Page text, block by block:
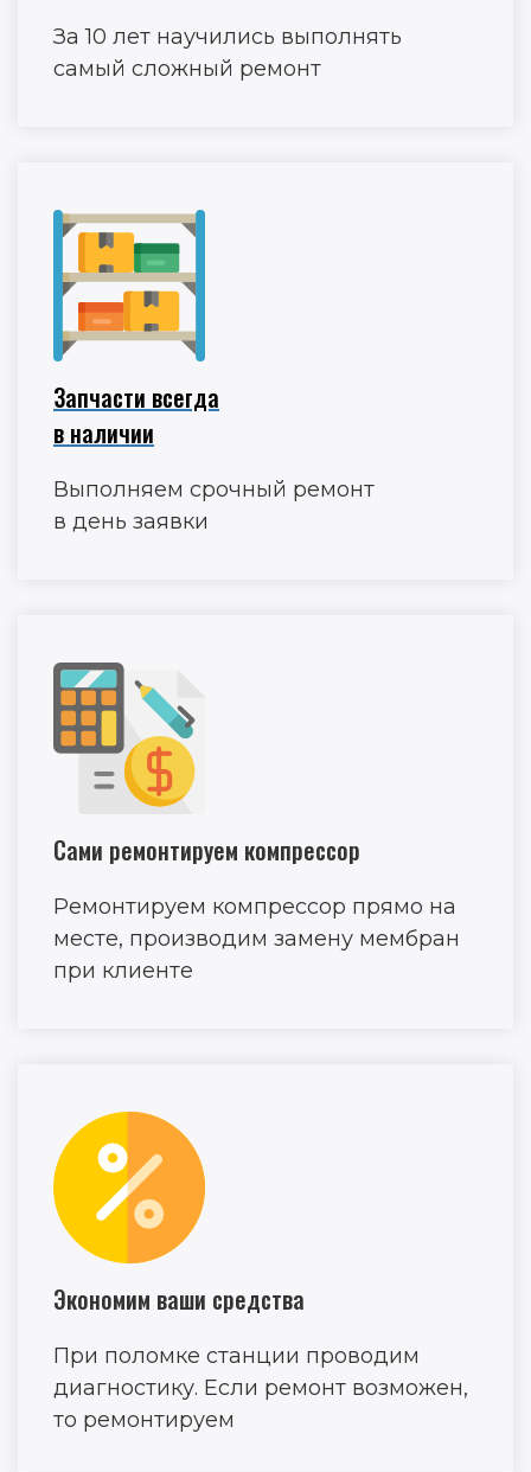
За 10 лет научились выполнять
самый сложный ремонт
Запчасти всегда
в наличии
Выполняем срочный ремонт
в день заявки
Сами ремонтируем компрессор
Ремонтируем компрессор прямо на
месте, производим замену мембран
при клиенте
Экономим ваши средства
При поломке станции проводим
диагностику. Если ремонт возможен,
то ремонтируем